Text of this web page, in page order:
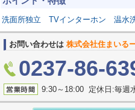
洗面所独立 TVインターホン 温水
お問い合わせは 株式会社住まいる
0237-86-
9:30～18:00 定休日:毎週